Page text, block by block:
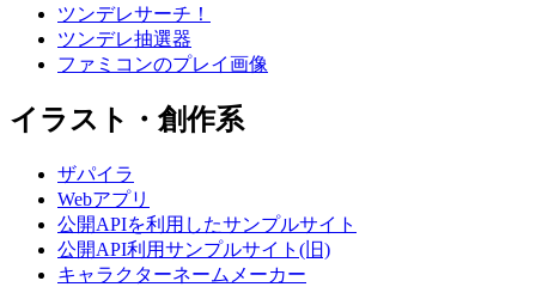
ツンデレサーチ！
ツンデレ抽選器
ファミコンのプレイ画像
イラスト・創作系
ザパイラ
Webアプリ
公開APIを利用したサンプルサイト
公開API利用サンプルサイト(旧)
キャラクターネームメーカー